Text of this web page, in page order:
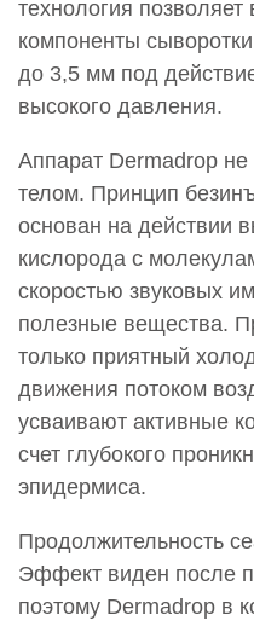
технология
компоненты
до 3,5 мм под
высокого давления.
Аппарат Dermadrop не
телом. Принцип
основан на действии
кислорода с
скоростью звуковых
полезные вещества.
только приятный
движения потоком
усваивают активные
счет глубокого
эпидермиса.
Продолжительность
Эффект виден после
поэтому Dermadrop в